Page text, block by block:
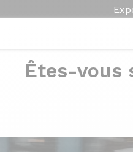
Êtes-vous